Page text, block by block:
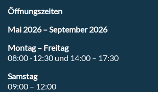
Öffnungszeiten
Mai 2026 – September 2026
Montag – Freitag
08:00 -12:30 und 14:00 – 17:30
Samstag
09:00 – 12:00